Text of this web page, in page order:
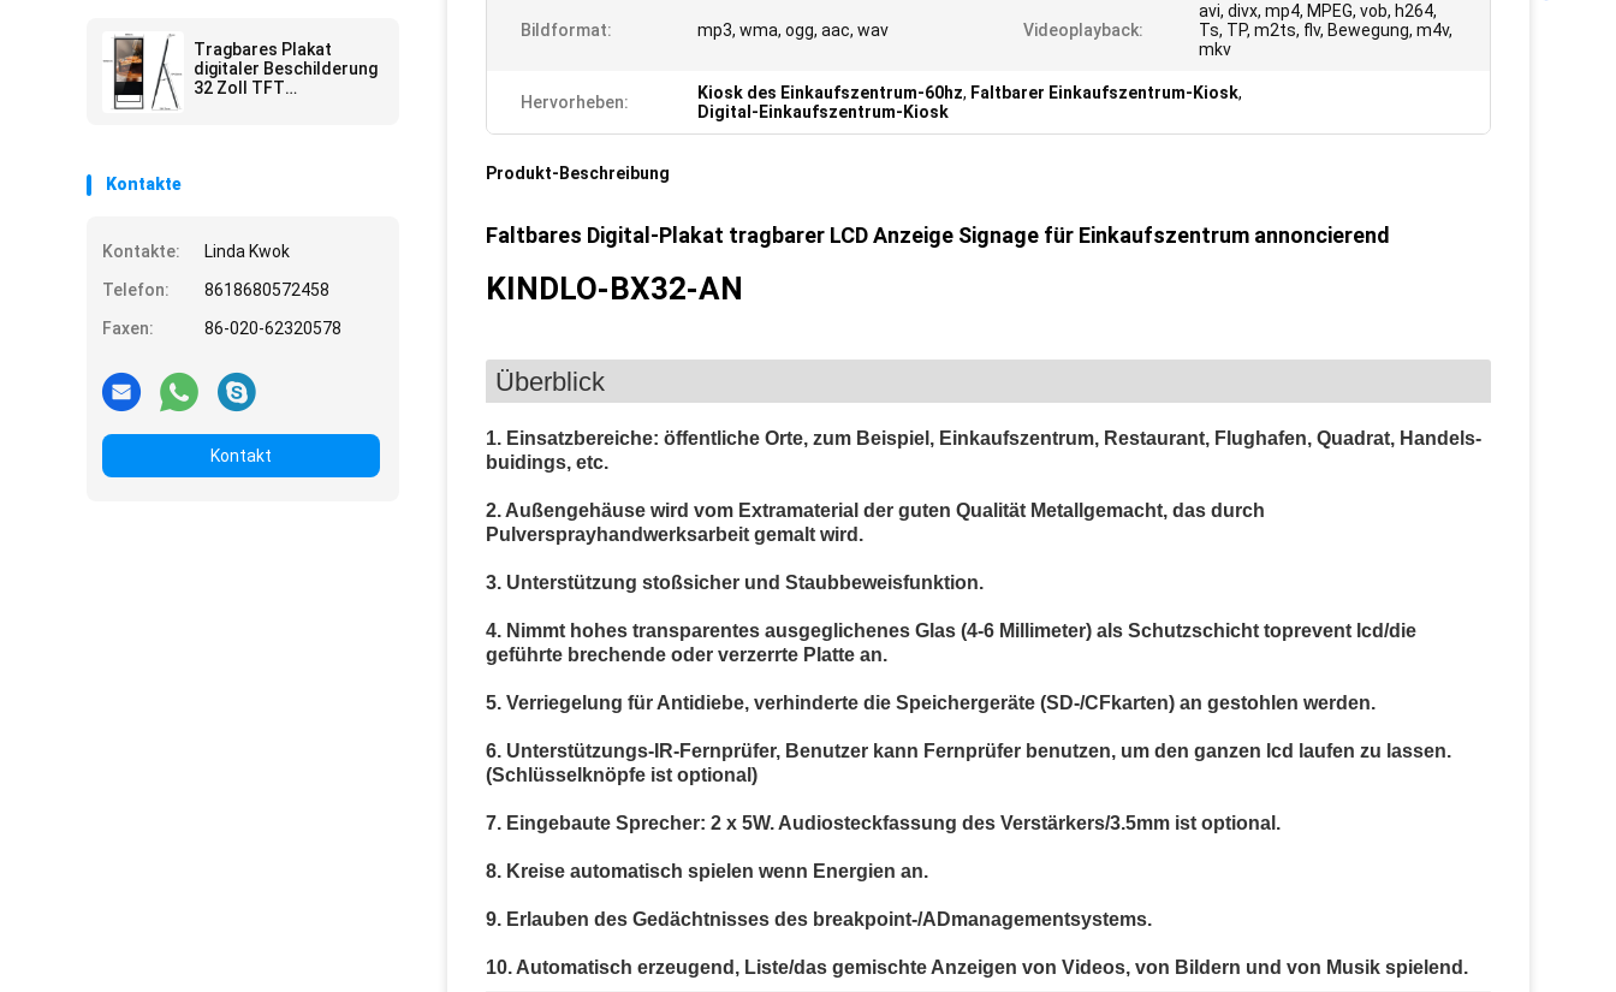
Tragbares Plakat
digitaler Beschilderung
32 Zoll TFT
Kontakte
Kontakte:
Linda Kwok
Telefon:
8618680572458
Faxen:
86-020-62320578
Kontakt
Bildformat: mp3, wma, ogg, aac, wav Videoplayback:
avi, divx, mp4, MPEG, vob, h264,
Ts, TP, m2ts, flv, Bewegung, m4v,
mkv
Hervorheben: Kiosk des Einkaufszentrum-60hz, Faltbarer Einkaufszentrum-Kiosk,
Digital-Einkaufszentrum-Kiosk
Produkt-Beschreibung
Faltbares Digital-Plakat tragbarer LCD Anzeige Signage für Einkaufszentrum annoncierend
KINDLO-BX32-AN
Überblick
1. Einsatzbereiche: öffentliche Orte, zum Beispiel, Einkaufszentrum, Restaurant, Flughafen, Quadrat, Handels-
buidings, etc.
2. Außengehäuse wird vom Extramaterial der guten Qualität Metallgemacht, das durch
Pulversprayhandwerksarbeit gemalt wird.
3. Unterstützung stoßsicher und Staubbeweisfunktion.
4. Nimmt hohes transparentes ausgeglichenes Glas (4-6 Millimeter) als Schutzschicht toprevent lcd/die
geführte brechende oder verzerrte Platte an.
5. Verriegelung für Antidiebe, verhinderte die Speichergeräte (SD-/CFkarten) an gestohlen werden.
6. Unterstützungs-IR-Fernprüfer, Benutzer kann Fernprüfer benutzen, um den ganzen lcd laufen zu lassen.
(Schlüsselknöpfe ist optional)
7. Eingebaute Sprecher: 2 x 5W. Audiosteckfassung des Verstärkers/3.5mm ist optional.
8. Kreise automatisch spielen wenn Energien an.
9. Erlauben des Gedächtnisses des breakpoint-/ADmanagementsystems.
10. Automatisch erzeugend, Liste/das gemischte Anzeigen von Videos, von Bildern und von Musik spielend.